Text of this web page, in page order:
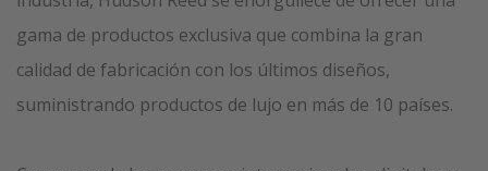
gama de productos exclusiva que combina la gran
calidad de fabricación con los últimos diseños,
suministrando productos de lujo en más de 10 países.